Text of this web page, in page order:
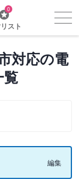
0
スト
対応の電
覧
編集